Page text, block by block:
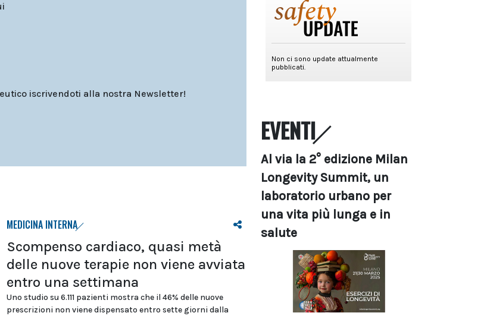
iscrivendoti alla nostra Newsletter!
MEDICINA INTERNA
Scompenso cardiaco, quasi metà
delle nuove terapie non viene avviata
entro una settimana
Uno studio su 6.111 pazienti mostra che il 46% delle nuove
prescrizioni non viene dispensato entro sette giorni dalla
EVENTI
Al via la 2° edizione Milan
Longevity Summit, un
laboratorio urbano per
una vita più lunga e in
salute